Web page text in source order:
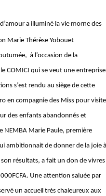
a illuminé la vie morne des
Marie Thérèse Yobouet
à l’occasion de la
COMICI qui se veut une entreprise
s’est rendu au siège de cette
en compagnie des Miss pour
des enfants abandonnés et
NEMBA Marie Paule, première
ambitionnait de donner de la joie à
résultats, a fait un don de vivres
Une attention saluée par
un accueil très chaleureux aux